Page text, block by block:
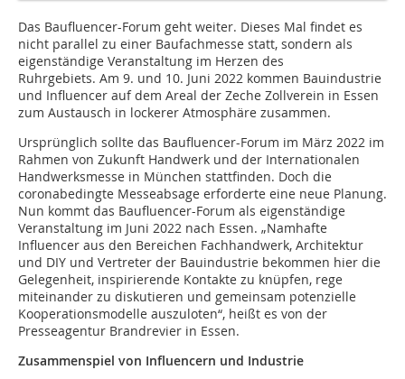
Das Baufluencer-Forum geht weiter. Dieses Mal findet es
nicht parallel zu einer Baufachmesse statt, sondern als
eigenständige Veranstaltung im Herzen des
Ruhrgebiets. Am 9. und 10. Juni 2022 kommen Bauindustrie
und Influencer auf dem Areal der Zeche Zollverein in Essen
zum Austausch in lockerer Atmosphäre zusammen.
Ursprünglich sollte das Baufluencer-Forum im März 2022 im
Rahmen von Zukunft Handwerk und der Internationalen
Handwerksmesse in München stattfinden. Doch die
coronabedingte Messeabsage erforderte eine neue Planung.
Nun kommt das Baufluencer-Forum als eigenständige
Veranstaltung im Juni 2022 nach Essen. „Namhafte
Influencer aus den Bereichen Fachhandwerk, Architektur
und DIY und Vertreter der Bauindustrie bekommen hier die
Gelegenheit, inspirierende Kontakte zu knüpfen, rege
miteinander zu diskutieren und gemeinsam potenzielle
Kooperationsmodelle auszuloten“, heißt es von der
Presseagentur Brandrevier in Essen.
Zusammenspiel von Influencern und Industrie